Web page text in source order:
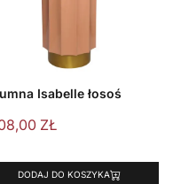
Isabelle łosoś
ZŁ
DODAJ DO KOSZYKA